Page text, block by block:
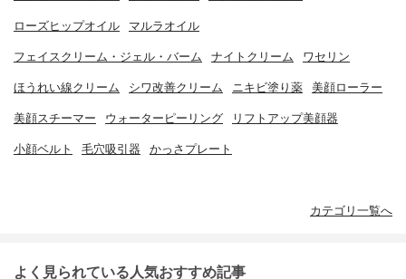
ローズヒップオイル マルラオイル
フェイスクリーム・ジェル・バーム ナイトクリーム ワセリン
ほうれい線クリーム シワ改善クリーム ニキビ塗り薬 美顔ローラー
美顔スチーマー ウォーターピーリング リフトアップ美顔器
小顔ベルト 毛穴吸引器 かっさプレート
カテゴリ一覧へ
よく見られている人気おすすめ記事